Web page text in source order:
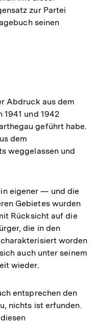
zur Partei
seinen
Abdruck aus dem
1941 und 1942
geführt habe.
dem
weggelassen und
eigener — und die
Gebietes wurden
Rücksicht auf die
die in den
worden
auch unter seinem
wieder.
entsprechen den
nichts ist erfunden.